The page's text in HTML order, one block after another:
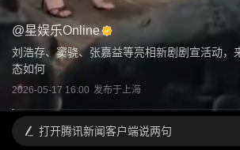
@星娱乐Online
刘浩存、窦骁、张嘉益等亮相新剧剧宣活动，
态如何
2026-05-17 16:00 发布于上海
打开腾讯新闻客户端说两句